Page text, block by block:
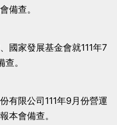
備查。
國家發展基金會就111年7
。
有限公司111年9月份營運
本會備查。